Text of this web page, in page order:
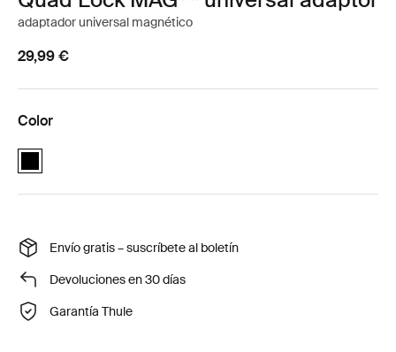
adaptador universal magnético
29,99 €
Color
Quad Lock MAG™ universal adaptor Negro (selected)
Envío gratis – suscríbete al boletín
Devoluciones en 30 días
Garantía Thule